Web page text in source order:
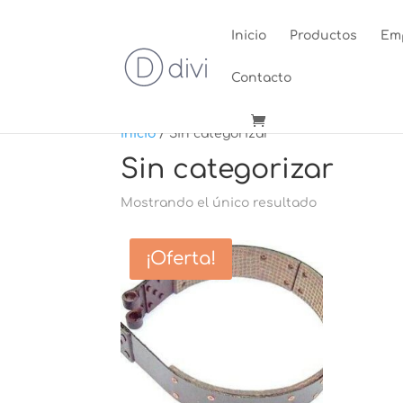
Inicio Productos
Contacto
Inicio/ Sin categorizar
Sin categorizar
Mostrando el único resultado
¡Oferta!